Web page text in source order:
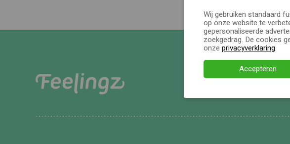
Wij gebruiken standaard
op onze website te
gepersonaliseerde
zoekgedrag. De cookies
onze privacyverklaring.
Accepteren